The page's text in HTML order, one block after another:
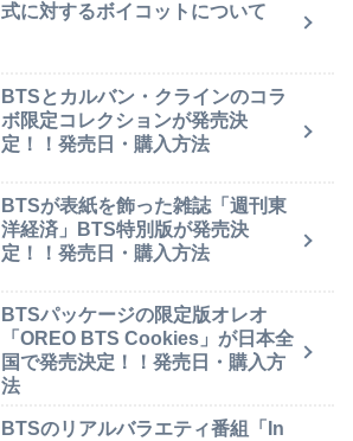
式に対するボイコットについて
BTSとカルバン・クラインのコラ
ボ限定コレクションが発売決
定！！発売日・購入方法
BTSが表紙を飾った雑誌「週刊東
洋経済」BTS特別版が発売決
定！！発売日・購入方法
BTSパッケージの限定版オレオ
「OREO BTS Cookies」が日本全
国で発売決定！！発売日・購入方
法
BTSのリアルバラエティ番組「In